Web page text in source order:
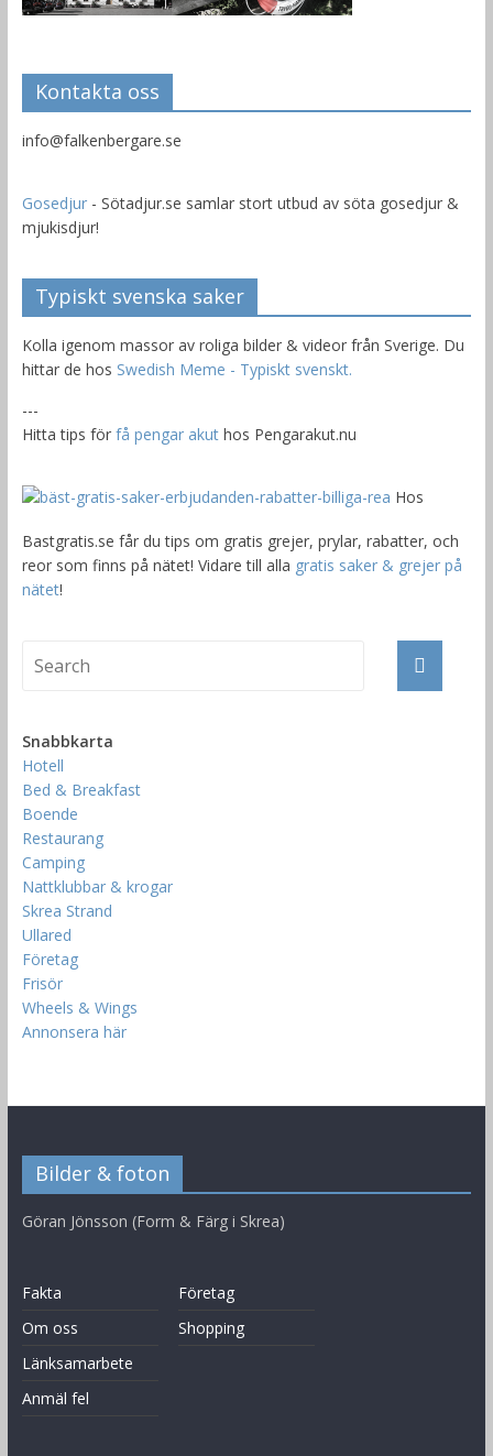
Kontakta oss
info@falkenbergare.se
Gosedjur- Sötadjur.se samlar stort utbud av söta gosedjur &
mjukisdjur!
Typiskt svenska saker
Kolla igenom massor av roliga bilder & videor från Sverige. Du
hittar de hos Swedish Meme - Typiskt svenskt.
---
Hitta tips för få pengar akuthos Pengarakut.nu
Hos
Bastgratis.se får du tips om gratis grejer, prylar, rabatter, och
reor som finns på nätet! Vidare till alla gratis saker & grejer på
nätet!
Snabbkarta
Hotell
Bed & Breakfast
Boende
Restaurang
Camping
Nattklubbar & krogar
Skrea Strand
Ullared
Företag
Frisör
Wheels & Wings
Annonsera här
Bilder & foton
Göran Jönsson (Form & Färg i Skrea)
Fakta
Om oss
Länksamarbete
Anmäl fel
Företag
Shopping